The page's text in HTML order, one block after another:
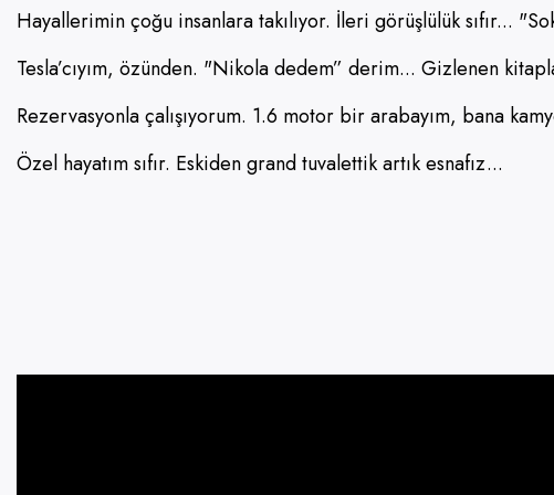
Hayallerimin çoğu insanlara takılıyor. İleri görüşlülük sıfır...
Tesla’cıyım, özünden. "Nikola dedem” derim... Gizlenen
Rezervasyonla çalışıyorum. 1.6 motor bir arabayım, bana
Özel hayatım sıfır. Eskiden grand tuvalettik artık esnafız...